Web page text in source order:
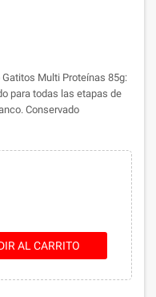
Multi Proteínas 85g:
para todas las etapas de
Conservado
AL CARRITO